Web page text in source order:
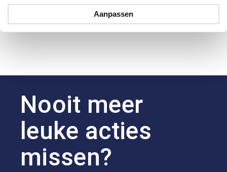
Aanpassen
Hoe kan ik betalen?
Nooit meer
leuke acties
missen?